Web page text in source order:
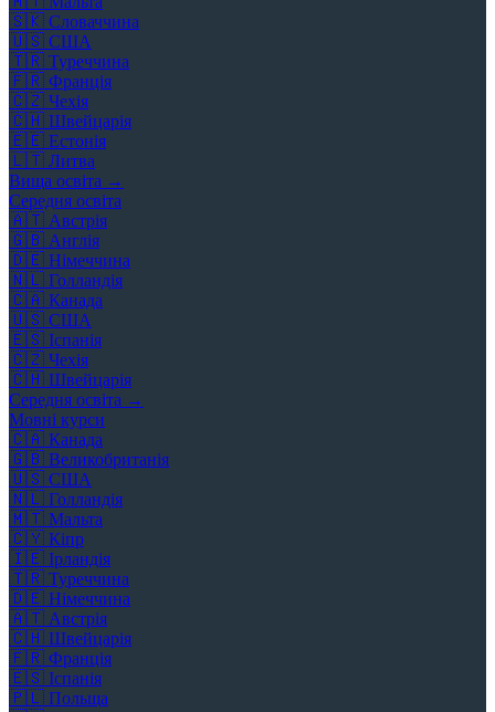
🇸🇰 Словаччина
🇺🇸 США
🇹🇷 Туреччина
🇫🇷 Франція
🇨🇿 Чехія
🇨🇭 Швейцарія
🇪🇪 Естонія
🇱🇹 Литва
Вища освіта →
Середня освіта
🇦🇹 Австрія
🇬🇧 Англія
🇩🇪 Німеччина
🇳🇱 Голландія
🇨🇦 Канада
🇺🇸 США
🇪🇸 Іспанія
🇨🇿 Чехія
🇨🇭 Швейцарія
Середня освіта →
Мовні курси
🇨🇦 Канада
🇬🇧 Великобританія
🇺🇸 США
🇳🇱 Голландія
🇲🇹 Мальта
🇨🇾 Кіпр
🇮🇪 Ірландія
🇹🇷 Туреччина
🇩🇪 Німеччина
🇦🇹 Австрія
🇨🇭 Швейцарія
🇫🇷 Франція
🇪🇸 Іспанія
🇵🇱 Польща